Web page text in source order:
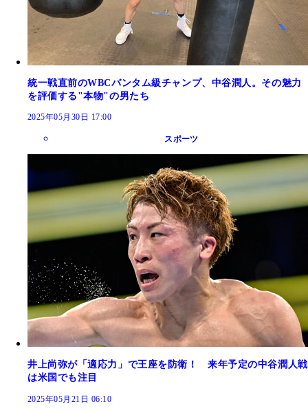
統一戦直前のWBCバンタム級チャンプ、中谷潤人。その魅力
を評価する"本物"の男たち
2025年05月30日 17:00
スポーツ
井上尚弥が「適応力」で王座を防衛！ 来年予定の中谷潤人戦
は米国でも注目
2025年05月21日 06:10